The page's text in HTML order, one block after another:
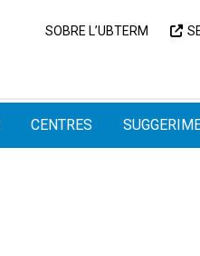
SOBRE L’UBTERM
CENTRES